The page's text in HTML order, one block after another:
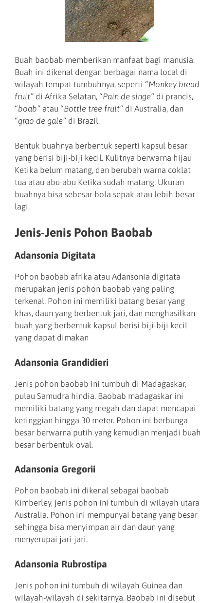
Buah baobab memberikan manfaat bagi manusia.
Buah ini dikenal dengan berbagai nama local di
wilayah tempat tumbuhnya, seperti “Monkey bread
fruit” di Afrika Selatan, “Pain de singe” di prancis,
“boab” atau “Bottle tree fruit” di Australia, dan
“grao de gale” di Brazil.
Bentuk buahnya berbentuk seperti kapsul besar
yang berisi biji-biji kecil. Kulitnya berwarna hijau
Ketika belum matang, dan berubah warna coklat
tua atau abu-abu Ketika sudah matang. Ukuran
buahnya bisa sebesar bola sepak atau lebih besar
lagi.
Jenis-Jenis Pohon Baobab
Adansonia Digitata
Pohon baobab afrika atau Adansonia digitata
merupakan jenis pohon baobab yang paling
terkenal. Pohon ini memiliki batang besar yang
khas, daun yang berbentuk jari, dan menghasilkan
buah yang berbentuk kapsul berisi biji-biji kecil
yang dapat dimakan
Adansonia Grandidieri
Jenis pohon baobab ini tumbuh di Madagaskar,
pulau Samudra hindia. Baobab madagaskar ini
memiliki batang yang megah dan dapat mencapai
ketinggian hingga 30 meter. Pohon ini berbunga
besar berwarna putih yang kemudian menjadi buah
besar berbentuk oval.
Adansonia Gregorii
Pohon baobab ini dikenal sebagai baobab
Kimberley, jenis pohon ini tumbuh di wilayah utara
Australia. Pohon ini mempunyai batang yang besar
sehingga bisa menyimpan air dan daun yang
menyerupai jari-jari.
Adansonia Rubrostipa
Jenis pohon ini tumbuh di wilayah Guinea dan
wilayah-wilayah di sekitarnya. Baobab ini disebut